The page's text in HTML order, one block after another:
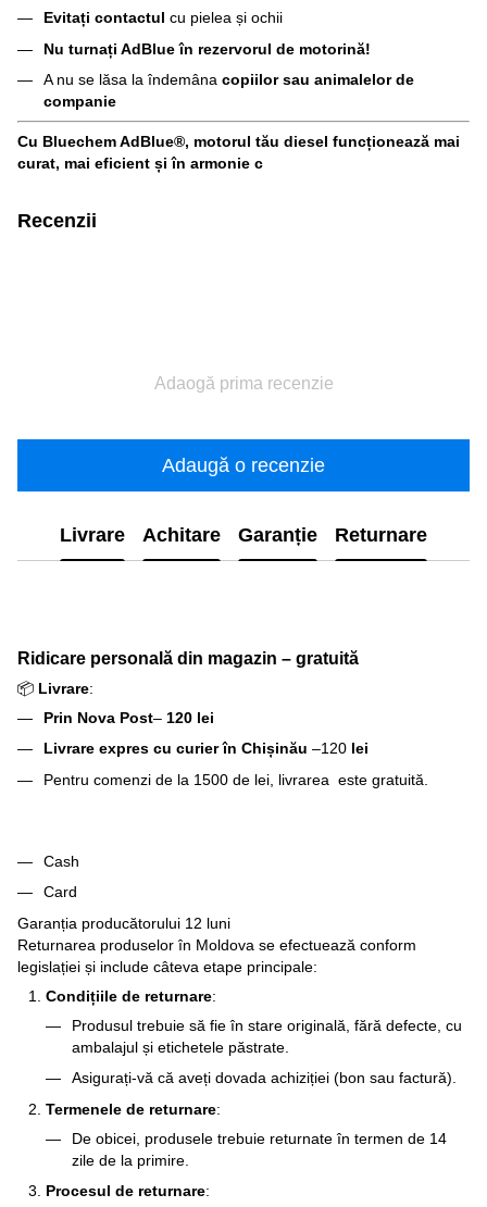
Evitați contactul cu pielea și ochii
Nu turnați AdBlue în rezervorul de motorină!
A nu se lăsa la îndemâna copiilor sau animalelor de
companie
Cu Bluechem AdBlue®, motorul tău diesel funcționează mai
curat, mai eficient și în armonie c
Recenzii
Adaogă prima recenzie
Adaugă o recenzie
Livrare Achitare Garanție Returnare
Ridicare personală din magazin – gratuită
📦 Livrare:
Prin Nova Post– 120 lei
Livrare expres cu curier în Chișinău –120 lei
Pentru comenzi de la 1500 de lei, livrarea este gratuită.
Cash
Card
Garanția producătorului 12 luni
Returnarea produselor în Moldova se efectuează conform
legislației și include câteva etape principale:
Condițiile de returnare:
Produsul trebuie să fie în stare originală, fără defecte, cu
ambalajul și etichetele păstrate.
Asigurați-vă că aveți dovada achiziției (bon sau factură).
Termenele de returnare:
De obicei, produsele trebuie returnate în termen de 14
zile de la primire.
Procesul de returnare: